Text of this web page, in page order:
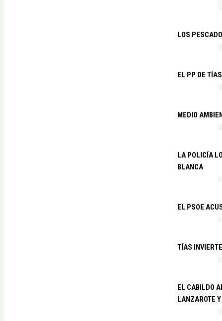
LOS
EL PP DE
MEDIO
LA POLICÍA
BLANCA
EL PSOE
TÍAS
EL CABILDO
LANZAROTE